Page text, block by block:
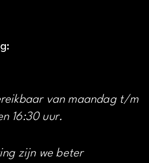
van maandag t/m
16:30 uur.
zijn we beter